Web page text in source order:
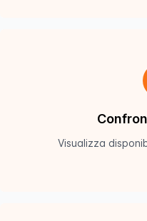
Visualizza